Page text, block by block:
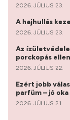
2026. JÚLIUS 23.
A hajhullás
2026. JÚLIUS 23.
Az
porckopás
2026. JÚLIUS 22.
Ezért jobb
parfüm – jó oka
2026. JÚLIUS 21.